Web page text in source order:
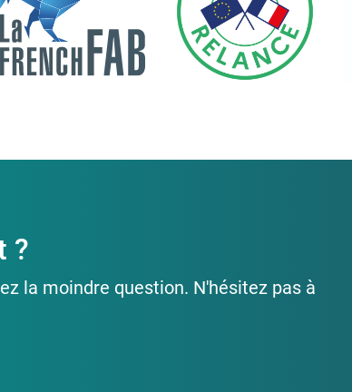
?
la moindre question. N'hésitez pas à